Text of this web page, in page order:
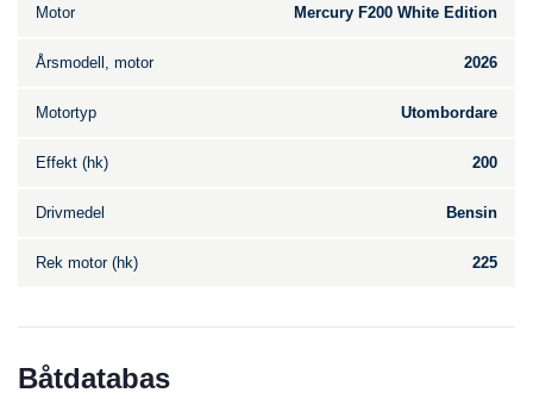
Motor Mercury F200 White Edition
Årsmodell, motor 2026
Motortyp Utombordare
Effekt (hk) 200
Drivmedel Bensin
Rek motor (hk) 225
Båtdatabas